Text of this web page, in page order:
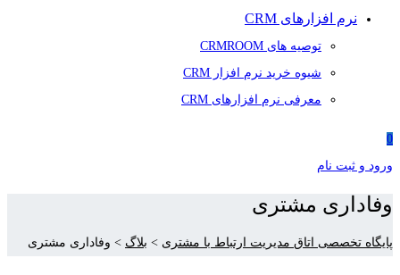
نرم افزارهای CRM
توصیه های CRMROOM
شیوه خرید نرم افزار CRM
معرفی نرم افزارهای CRM
0
ورود و ثبت نام
وفاداری مشتری
پایگاه تخصصی اتاق مدیریت ارتباط با مشتری > بلاگ > وفاداری مشتری